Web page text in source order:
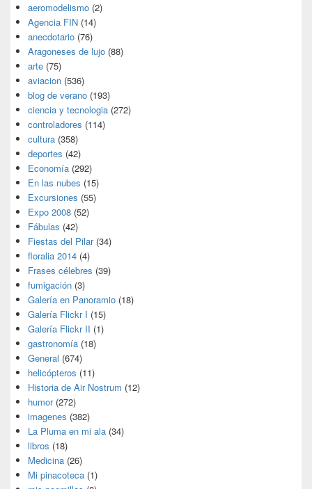
aeromodelismo (2)
Agencia FIN (14)
anecdotario (76)
Aragoneses de lujo (88)
arte (75)
aviacion (536)
blog de verano (193)
ciencia y tecnologia (272)
controladores (114)
cultura (358)
deportes (42)
Economía (292)
En las nubes (15)
Excursiones (55)
Expo 2008 (52)
Fábulas (42)
Fiestas del Pilar(34)
floralia 2014 (4)
Frases célebres (39)
fumigación (3)
Galería en Panoramio (18)
Galería Flickr I (15)
Galería Flickr II (1)
gastronomía (18)
General (674)
helicópteros (11)
Historia de Air Nostrum (12)
humor(272)
imagenes (382)
La Pluma en mi ala (34)
libros (18)
Medicina (26)
Mi pinacoteca (1)